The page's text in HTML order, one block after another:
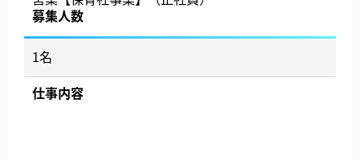
募集人数
1名
仕事内容